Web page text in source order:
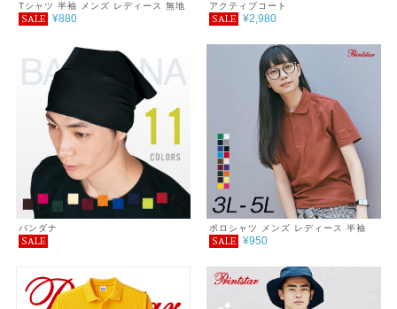
Tシャツ 半袖 メンズ レディース 無地
ヘヴィーウェイト ヘンリーネックＴシ
ーデ 重ね着 春 夏 5.6oz 服
SALE ¥880
アクティブコート
SALE ¥2,980
バンダナ
SALE
ポロシャツ メンズ レディース 半袖
無地 シンプル おしゃれ 男女兼用 父
SALE ％OFF 白 クールビズ 制服 ユ
ニホーム polo shirt Printstar プリン
トスター サイズ 4.9oz 3L 4L 5L
SALE ¥950